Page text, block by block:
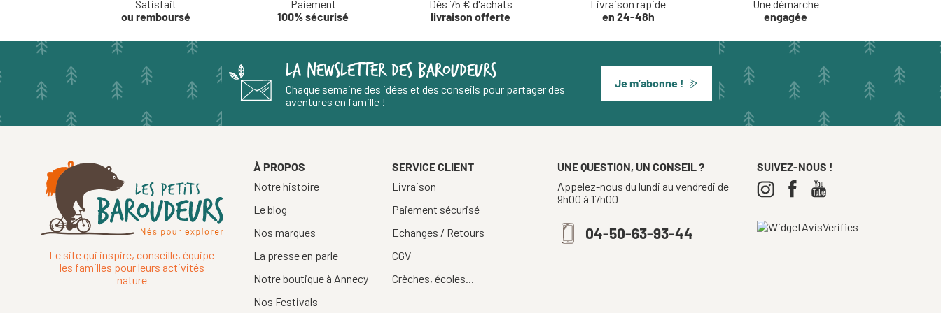
Satisfait
ou remboursé
Paiement
100% sécurisé
Dès 75 € d'achats
livraison offerte
Livraison rapide
en 24-48h
Une démarche
engagée
LA NEWSLETTER DES BAROUDEURS
Chaque semaine des idées et des conseils pour partager des
aventures en famille !
Je m’abonne !
Le site qui inspire, conseille, équipe
les familles pour leurs activités
nature
À PROPOS
Notre histoire
Le blog
Nos marques
La presse en parle
Notre boutique à Annecy
Nos Festivals
SERVICE CLIENT
Livraison
Paiement sécurisé
Echanges / Retours
CGV
Crèches, écoles...
UNE QUESTION, UN CONSEIL ?
Appelez-nous du lundi au vendredi de
9h00 à 17h00
04-50-63-93-44
SUIVEZ-NOUS !